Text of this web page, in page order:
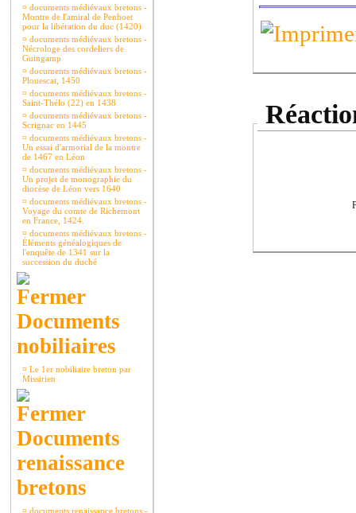
¤ documents médiévaux bretons -
Montre de l'amiral de Penhoet
pour la libération du duc (1420)
¤ documents médiévaux bretons -
Nécrologe des cordeliers de
Guingamp
¤ documents médiévaux bretons -
Plouescat, 1450
¤ documents médiévaux bretons -
Saint-Thélo (22) en 1438
¤ documents médiévaux bretons -
Scrignac en 1445
¤ documents médiévaux bretons -
Un essai d'armorial de la montre
de 1467 en Léon
¤ documents médiévaux bretons -
Un projet de monographie du
diocèse de Léon vers 1640
¤ documents médiévaux bretons -
Voyage du comte de Richemont
en France, 1424.
¤ documents médiévaux bretons -
Éléments généalogiques de
l'enquête de 1341 sur la
succession du duché
Documents
nobiliaires
¤ Le 1er nobiliaire breton par
Missirien
Documents
renaissance
bretons
¤ documents renaissance bretons -